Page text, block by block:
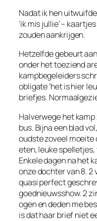
Nadat ik hen
‘ik mis jullie’ –
zouden aankrijgen.
Hetzelfde gebeurt
onder het toeziend
kampbegeleiders
obligate ‘het is hier
briefjes.
Halverwege het
bus. Bijna een blad
oudste zoveel moeite
eten, leuke
Enkele dagen na het
onze dochter van 8. 2
quasi perfect
goednieuwsshow. 2
ogen en deden me
is dat haar brief niet